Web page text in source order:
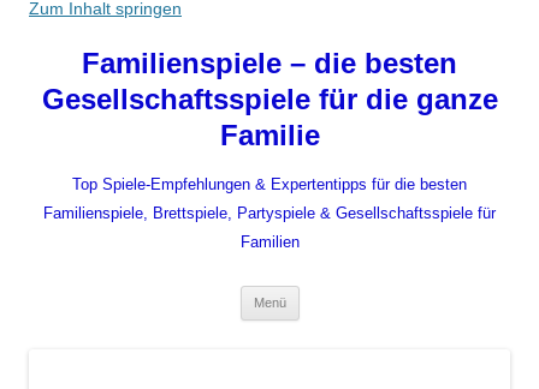
Zum Inhalt springen
Familienspiele – die besten
Gesellschaftsspiele für die ganze
Familie
Top Spiele-Empfehlungen & Expertentipps für die besten
Familienspiele, Brettspiele, Partyspiele & Gesellschaftsspiele für
Familien
Menü